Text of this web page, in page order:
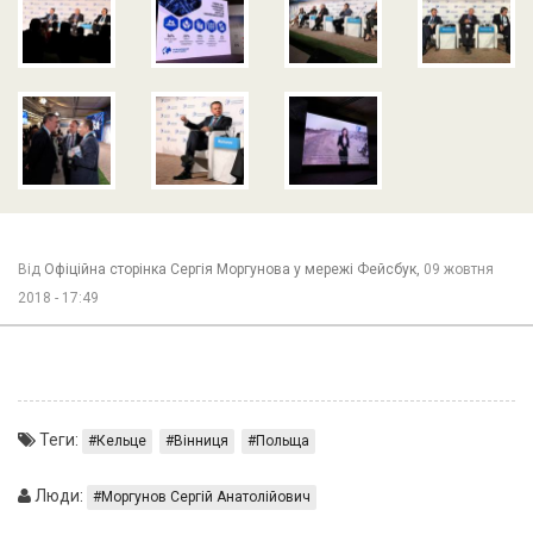
Від Офіційна сторінка Сергія Моргунова у мережі Фейсбук, 09 жовтня
2018 - 17:49
Теги: Кельце Вінниця Польща
Люди: Моргунов Сергій Анатолійович